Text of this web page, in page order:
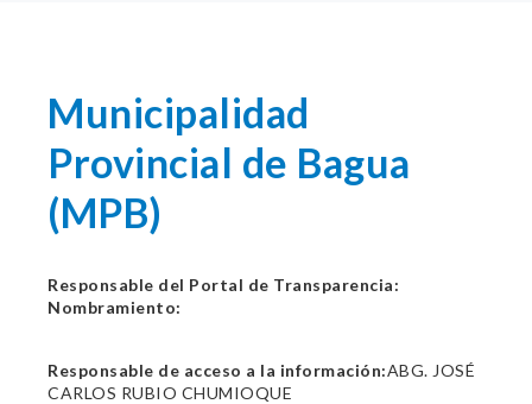
Municipalidad
Provincial de Bagua
(MPB)
Responsable del Portal de Transparencia:
Nombramiento:
Responsable de acceso a la información:ABG. JOSÉ
CARLOS RUBIO CHUMIOQUE